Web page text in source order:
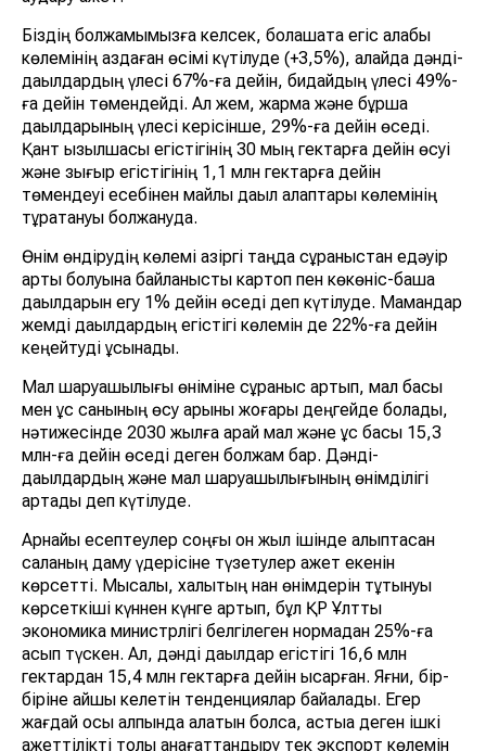
Біздің болжамымызға келсек, болашақта егіс алқабы
көлемінің аздаған өсімі күтілуде (+3,5%), алайда дәнді-
дақылдардың үлесі 67%-ға дейін, бидайдың үлесі 49%-
ға дейін төмендейді. Ал жем, жарма және бұршақ
дақылдарының үлесі керісінше, 29%-ға дейін өседі.
Қант қызылшасы егістігінің 30 мың гектарға дейін өсуі
және зығыр егістігінің 1,1 млн гектарға дейін
төмендеуі есебінен майлы дақыл алқаптары көлемінің
тұрақтануы болжануда.
Өнім өндірудің көлемі қазіргі таңда сұраныстан едәуір
артық болуына байланысты картоп пен көкөніс-бақша
дақылдарын егу 1% дейін өседі деп күтілуде. Мамандар
жемді дақылдардың егістігі көлемін де 22%-ға дейін
кеңейтуді ұсынады.
Мал шаруашылығы өніміне сұраныс артып, мал басы
мен құс санының өсу қарқыны жоғары деңгейде болады,
нәтижесінде 2030 жылға қарай мал және құс басы 15,3
млн-ға дейін өседі деген болжам бар. Дәнді-
дақылдардың және мал шаруашылығының өнімділігі
артады деп күтілуде.
Арнайы есептеулер соңғы он жыл ішінде қалыптасқан
саланың даму үдерісіне түзетулер қажет екенін
көрсетті. Мысалы, халықтың нан өнімдерін тұтынуы
көрсеткіші күннен күнге артып, бұл ҚР Ұлттық
экономика министрлігі белгілеген нормадан 25%-ға
асып түскен. Ал, дәнді дақылдар егістігі 16,6 млн
гектардан 15,4 млн гектарға дейін қысқарған. Яғни, бір-
біріне қайшы келетін тенденциялар байқалады. Егер
жағдай осы қалпында қалатын болса, астыққа деген ішкі
қажеттілікті толық қанағаттандыру тек экспорт көлемін